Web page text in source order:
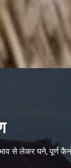
से लेकर घने, पूर्ण